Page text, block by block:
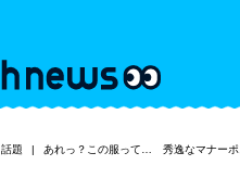
話題 あれっ？この服って… 秀逸なマナーポ